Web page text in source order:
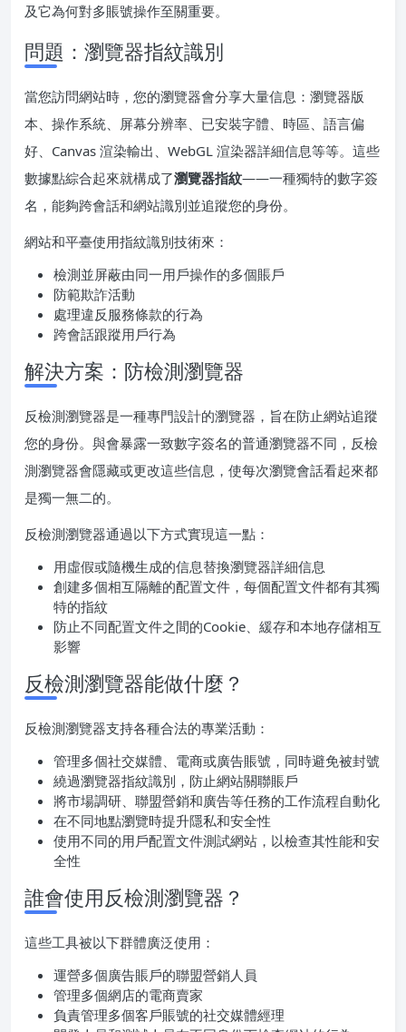
及它為何對多賬號操作至關重要。
問題：瀏覽器指紋識別
當您訪問網站時，您的瀏覽器會分享大量信息：瀏覽器版
本、操作系統、屏幕分辨率、已安裝字體、時區、語言偏
好、Canvas 渲染輸出、WebGL 渲染器詳細信息等等。這些
數據點綜合起來就構成了瀏覽器指紋——一種獨特的數字簽
名，能夠跨會話和網站識別並追蹤您的身份。
網站和平臺使用指紋識別技術來：
檢測並屏蔽由同一用戶操作的多個賬戶
防範欺詐活動
處理違反服務條款的行為
跨會話跟蹤用戶行為
解決方案：防檢測瀏覽器
反檢測瀏覽器是一種專門設計的瀏覽器，旨在防止網站追蹤
您的身份。與會暴露一致數字簽名的普通瀏覽器不同，反檢
測瀏覽器會隱藏或更改這些信息，使每次瀏覽會話看起來都
是獨一無二的。
反檢測瀏覽器通過以下方式實現這一點：
用虛假或隨機生成的信息替換瀏覽器詳細信息
創建多個相互隔離的配置文件，每個配置文件都有其獨
特的指紋
防止不同配置文件之間的Cookie、緩存和本地存儲相互
影響
反檢測瀏覽器能做什麼？
反檢測瀏覽器支持各種合法的專業活動：
管理多個社交媒體、電商或廣告賬號，同時避免被封號
繞過瀏覽器指紋識別，防止網站關聯賬戶
將市場調研、聯盟營銷和廣告等任務的工作流程自動化
在不同地點瀏覽時提升隱私和安全性
使用不同的用戶配置文件測試網站，以檢查其性能和安
全性
誰會使用反檢測瀏覽器？
這些工具被以下群體廣泛使用：
運營多個廣告賬戶的聯盟營銷人員
管理多個網店的電商賣家
負責管理多個客戶賬號的社交媒體經理